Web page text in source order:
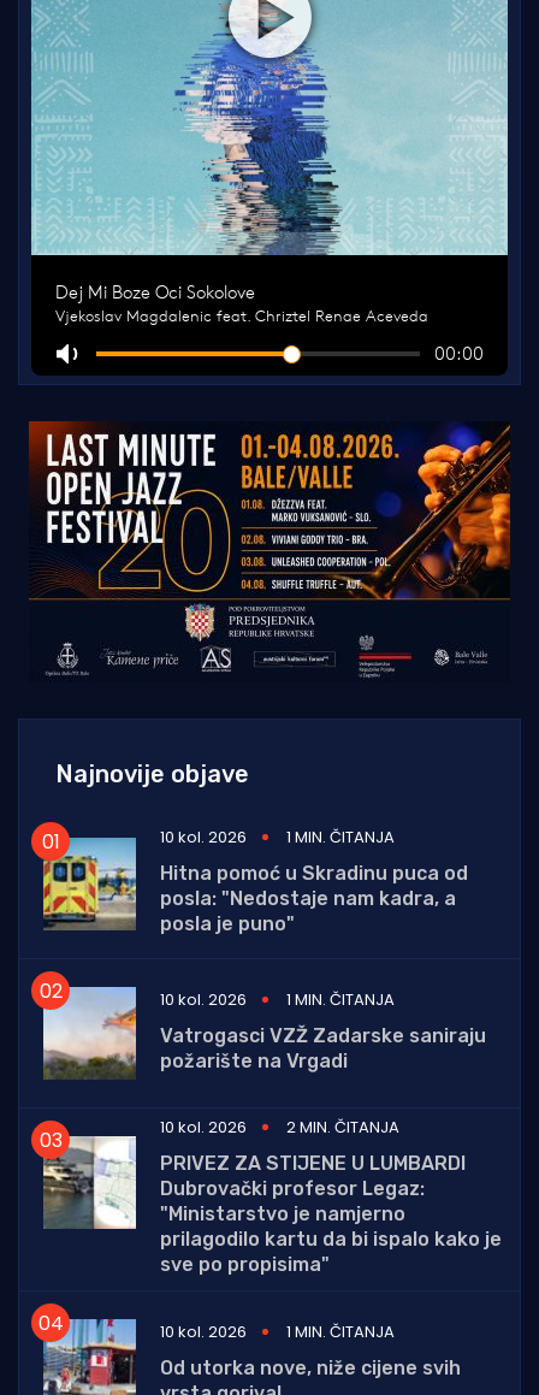
Najnovije objave
10 kol. 2026
1 MIN. ČITANJA
Hitna pomoć u Skradinu puca od
posla: "Nedostaje nam kadra, a
posla je puno"
10 kol. 2026
1 MIN. ČITANJA
Vatrogasci VZŽ Zadarske saniraju
požarište na Vrgadi
10 kol. 2026
2 MIN. ČITANJA
PRIVEZ ZA STIJENE U LUMBARDI
Dubrovački profesor Legaz:
"Ministarstvo je namjerno
prilagodilo kartu da bi ispalo kako je
sve po propisima"
10 kol. 2026
1 MIN. ČITANJA
Od utorka nove, niže cijene svih